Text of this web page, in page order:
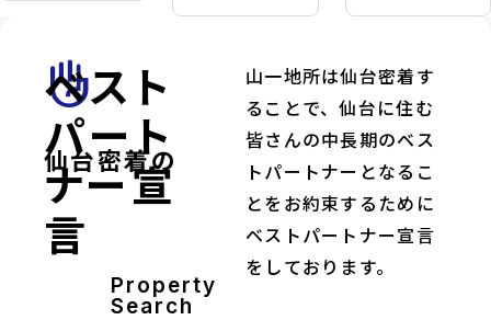
front_hand
仙台密着の
ベスト
パート
ナー宣
言
Property
Search
山一地所は仙台密着す
ることで、仙台に住む
皆さんの中長期のベス
トパートナーとなるこ
とをお約束するために
ベストパートナー宣言
をしております。